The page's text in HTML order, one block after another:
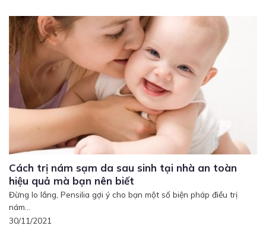
Cách trị nám sạm da sau sinh tại nhà an toàn
hiệu quả mà bạn nên biết
Đừng lo lắng, Pensilia gợi ý cho bạn một số biện pháp điều trị
nám...
30/11/2021